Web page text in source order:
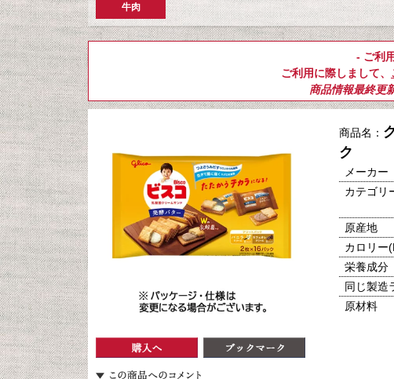
牛肉
- ご利
ご利用に際しまして、
商品情報最終更
商品名：
ク
メーカー
カテゴリ
原産地
カロリー
栄養成分
同じ製造
原材料